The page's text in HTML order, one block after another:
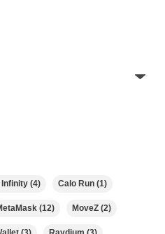
(4) Calo Run(1)
(12) MoveZ(2)